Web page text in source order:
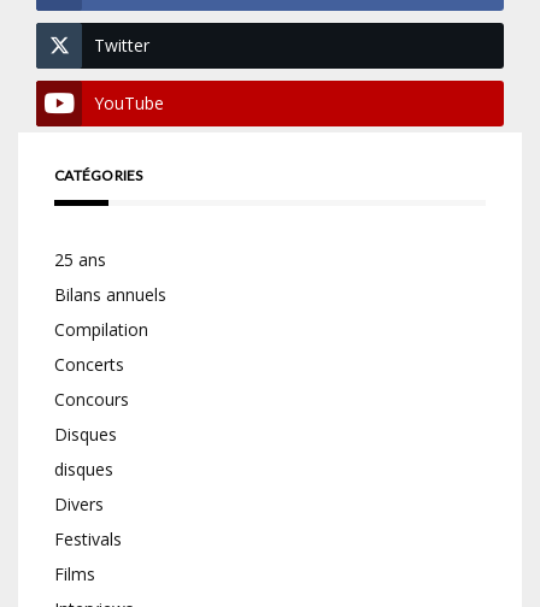
Twitter
YouTube
CATÉGORIES
25 ans
Bilans annuels
Compilation
Concerts
Concours
Disques
disques
Divers
Festivals
Films